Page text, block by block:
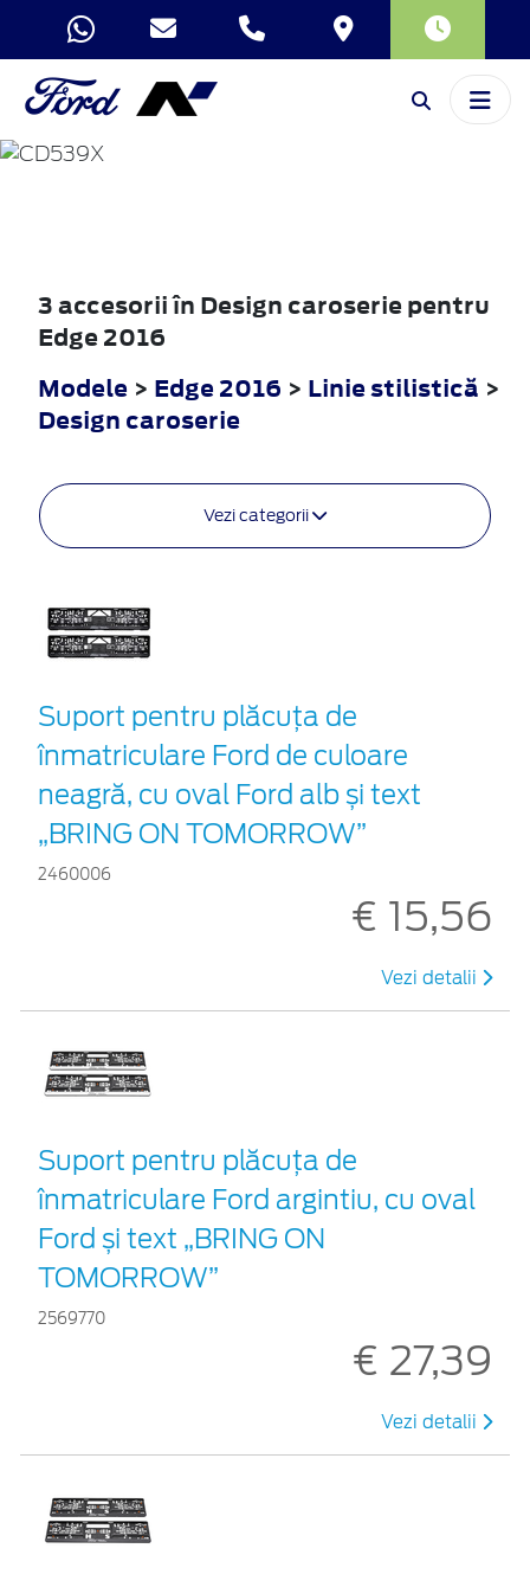
EDGE
3 accesorii în Design caroserie pentru
Edge 2016
Modele > Edge 2016 > Linie stilistică >
Design caroserie
Vezi categorii
Suport pentru plăcuța de
înmatriculare Ford de culoare
neagră, cu oval Ford alb și text
„BRING ON TOMORROW”
2460006
€ 15,56
Vezi detalii
Suport pentru plăcuța de
înmatriculare Ford argintiu, cu oval
Ford și text „BRING ON
TOMORROW”
2569770
€ 27,39
Vezi detalii